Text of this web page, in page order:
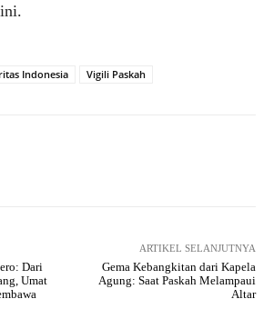
Indonesia Vigili Paskah
Dari
Umat
ARTIKEL SELANJUTNYA
Gema Kebangkitan dari Kapela
Agung: Saat Paskah Melampaui
Altar